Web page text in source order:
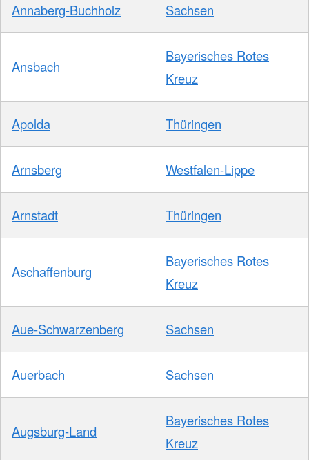
Annaberg-Buchholz Sachsen
Ansbach
Bayerisches Rotes
Kreuz
Apolda Thüringen
Arnsberg Westfalen-Lippe
Arnstadt Thüringen
Aschaffenburg
Bayerisches Rotes
Kreuz
Aue-Schwarzenberg Sachsen
Auerbach Sachsen
Augsburg-Land
Bayerisches Rotes
Kreuz